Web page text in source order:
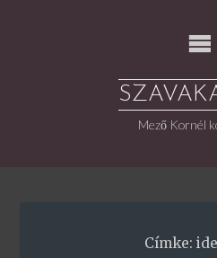
Mező Kornél
Címke: